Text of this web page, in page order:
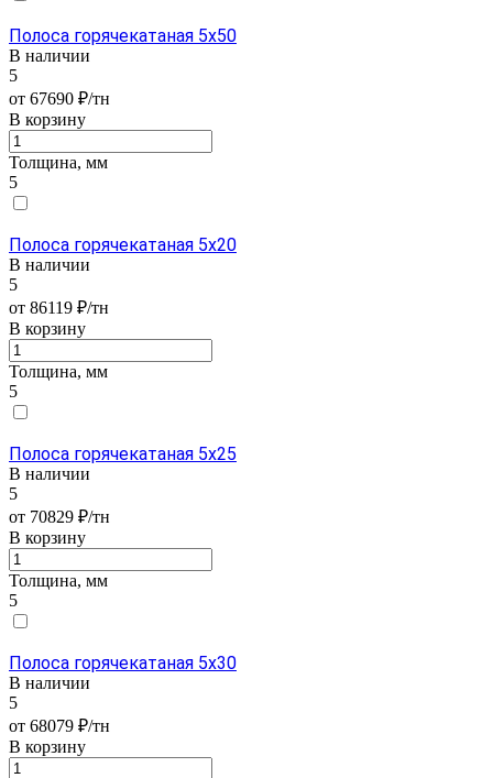
Полоса горячекатаная 5х50
В наличии
5
от 67690 ₽/тн
В корзину
Толщина, мм
5
Полоса горячекатаная 5х20
В наличии
5
от 86119 ₽/тн
В корзину
Толщина, мм
5
Полоса горячекатаная 5х25
В наличии
5
от 70829 ₽/тн
В корзину
Толщина, мм
5
Полоса горячекатаная 5х30
В наличии
5
от 68079 ₽/тн
В корзину